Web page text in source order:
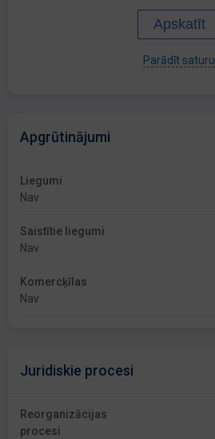
Apskatīt
Parādīt saturu
Apgrūtinājumi
Liegumi
Nav
Saistītie liegumi
Nav
Komercķīlas
Nav
Juridiskie procesi
Reorganizācijas
procesi